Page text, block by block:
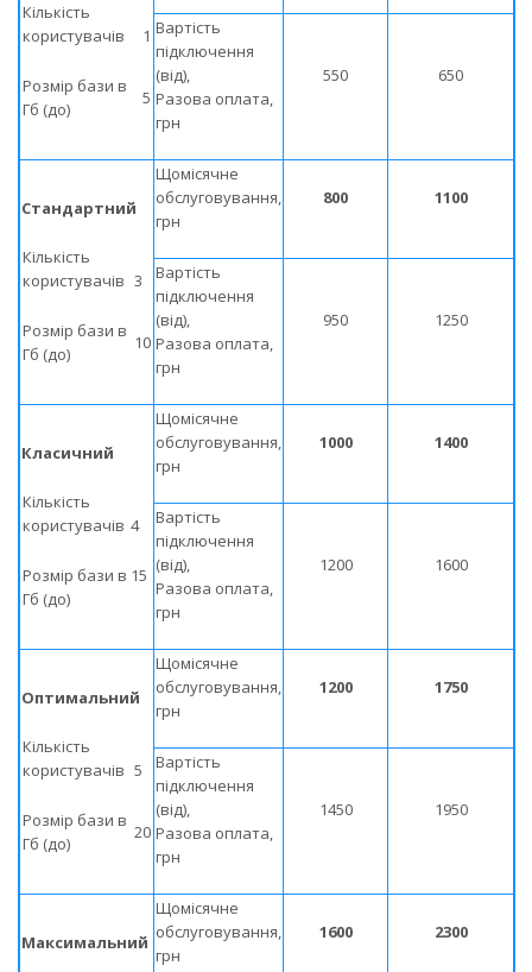
Кількість
користувачів
1
Розмір бази в
Гб (до)
5
Вартість
підключення
(від),
Разова оплата,
грн
550 650
Стандартний
Кількість
користувачів 3
Розмір бази в
Гб (до)
10
Щомісячне
обслуговування,
грн
800 1100
Вартість
підключення
(від),
Разова оплата,
грн
950 1250
Класичний
Кількість
користувачів 4
Розмір бази в
Гб (до)
15
Щомісячне
обслуговування,
грн
1000 1400
Вартість
підключення
(від),
Разова оплата,
грн
1200 1600
Оптимальний
Кількість
користувачів 5
Розмір бази в
Гб (до)
20
Щомісячне
обслуговування,
грн
1200 1750
Вартість
підключення
(від),
Разова оплата,
грн
1450 1950
Максимальний
Щомісячне
обслуговування,
грн
1600 2300